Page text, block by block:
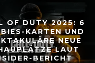
OF DUTY 2025: 6
KARTEN UND
NEUE
LAUT
BERICHT